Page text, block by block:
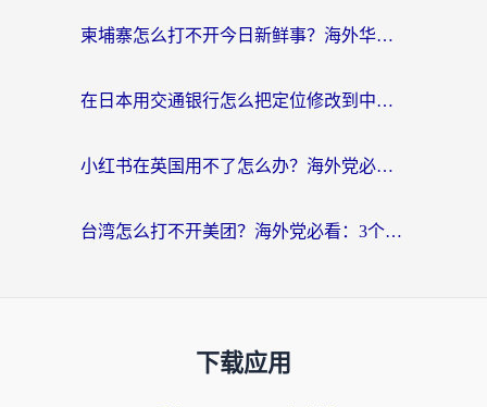
柬埔寨怎么打不开今日新鲜事？海外华人追剧看新闻的加速器选择指南
在日本用交通银行怎么把定位修改到中国国内？海外党必备实用指南（附追剧支付社交全解）
小红书在英国用不了怎么办？海外党必看的回国加速解决方案
台湾怎么打不开美团？海外党必看：3个实用技巧解决国内App地区限制难题
下载应用